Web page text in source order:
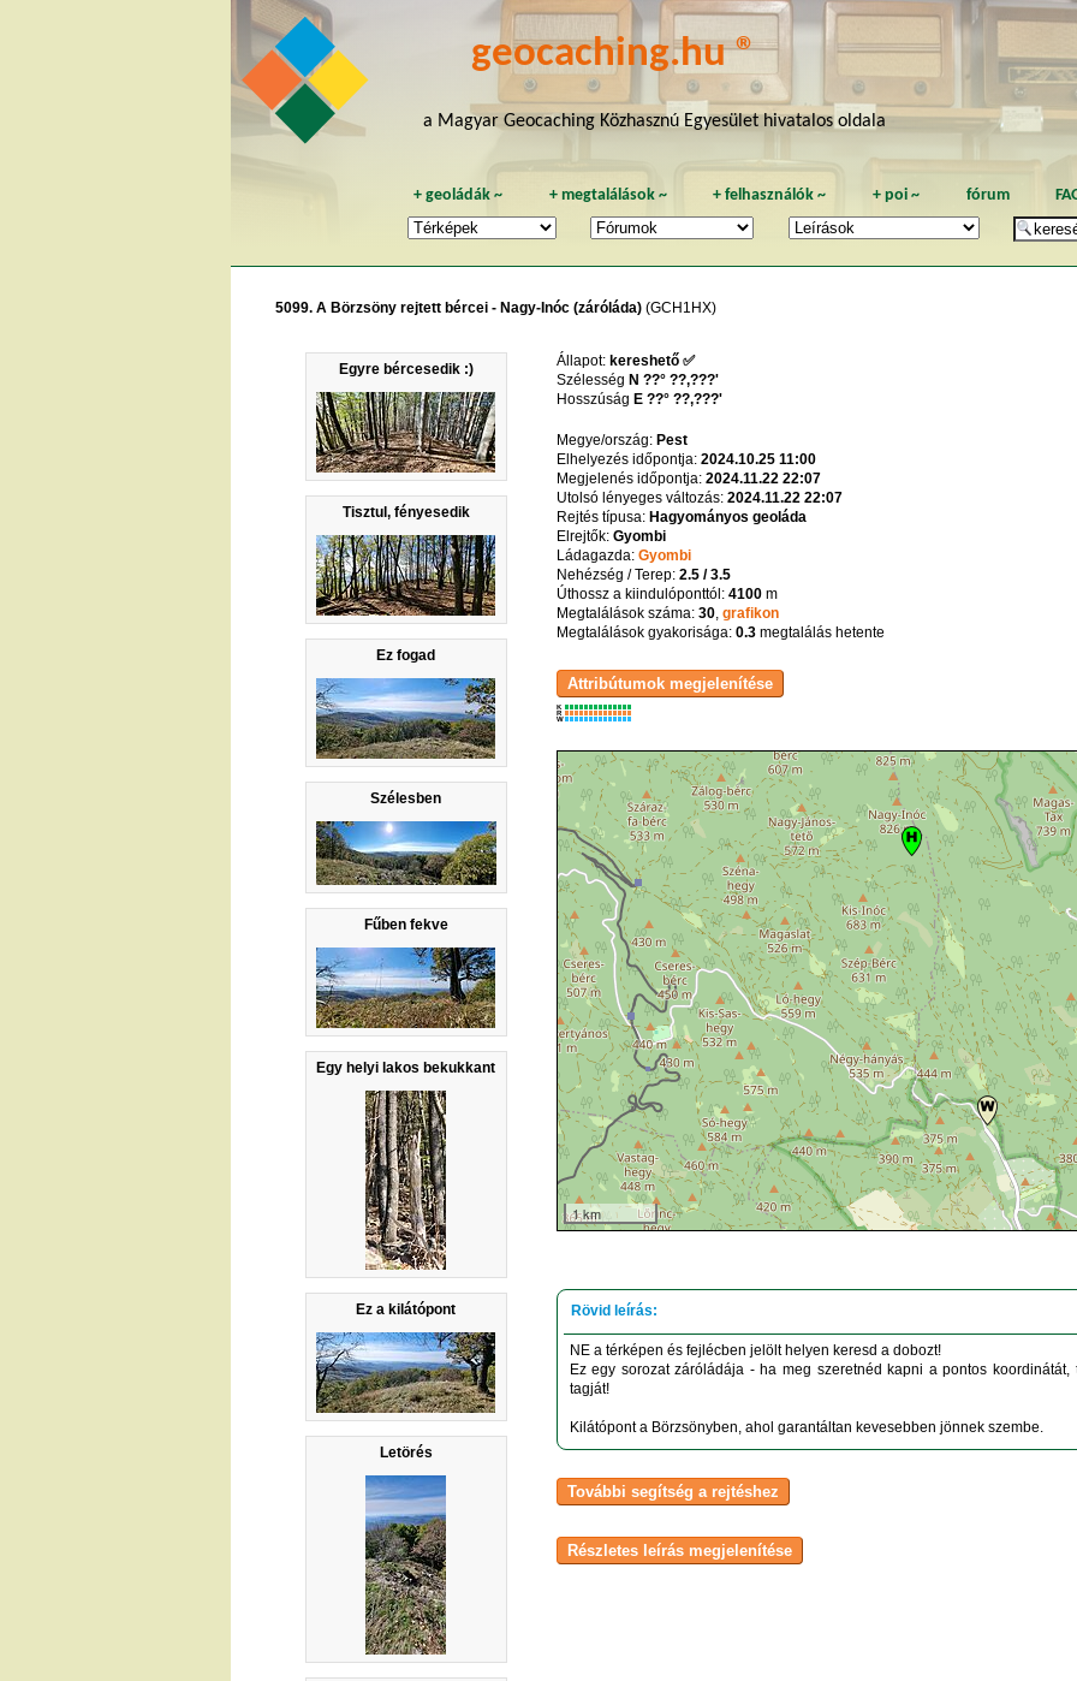
geocaching.hu ®
a Magyar Geocaching Közhasznú Egyesület hivatalos oldala
+geoládák ~ + megtalálások~ +felhasználók ~ + poi~ fórum
5099. A Börzsöny rejtett bércei - Nagy-Inóc (záróláda) (GCH1HX)
Egyre bércesedik :)
Tisztul, fényesedik
Ez fogad
Szélesben
Fűben fekve
Egy helyi lakos bekukkant
Ez a kilátópont
Letörés
Állapot: kereshető ✅
Szélesség N ??° ??,???'
Hosszúság E ??° ??,???'
Megye/ország: Pest
Elhelyezés időpontja: 2024.10.25 11:00
Megjelenés időpontja: 2024.11.22 22:07
Utolsó lényeges változás: 2024.11.22 22:07
Rejtés típusa: Hagyományos geoláda
Elrejtők: Gyombi
Ládagazda: Gyombi
Nehézség / Terep: 2.5 / 3.5
Úthossz a kiindulóponttól: 4100m
Megtalálások száma: 30, grafikon
Megtalálások gyakorisága: 0.3megtalálás hetente
K
R
W
1 km
NE a térképen és fejlécben jelölt helyen keresd a dobozt!
Ez egy sorozat záróládája - ha meg szeretnéd kapni a pontos
tagját!
Kilátópont a Börzsönyben, ahol garantáltan kevesebben jönnek szembe.